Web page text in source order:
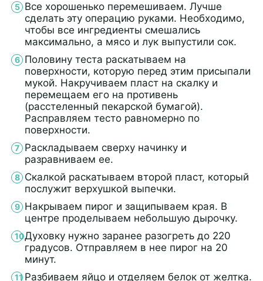
Все хорошенько перемешиваем. Лучше
сделать эту операцию руками. Необходимо,
чтобы все ингредиенты смешались
максимально, а мясо и лук выпустили сок.
Половину теста раскатываем на
поверхности, которую перед этим присыпали
мукой. Накручиваем пласт на скалку и
перемещаем его на противень
(расстеленный пекарской бумагой).
Расправляем тесто равномерно по
поверхности.
Раскладываем сверху начинку и
разравниваем ее.
Скалкой раскатываем второй пласт, который
послужит верхушкой выпечки.
Накрываем пирог и защипываем края. В
центре проделываем небольшую дырочку.
Духовку нужно заранее разогреть до 220
градусов. Отправляем в нее пирог на 20
минут.
Разбиваем яйцо и отделяем белок от желтка.